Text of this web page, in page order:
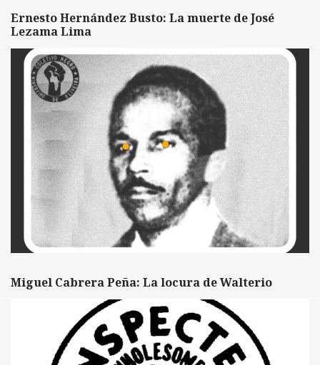
Ernesto Hernández Busto: La muerte de José
Lezama Lima
Miguel Cabrera Peña: La locura de Walterio